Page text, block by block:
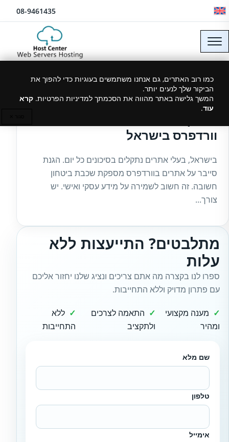
דלג לתוכן 08-9461435
כמו רוב האתרים, גם אנחנו משתמשים בעוגיות כדי להפוך את
הביקור שלך לנעים יותר.
המשך גלישה באתר מהווה את הסכמתך למדיניות הפרטיות. קרא
עוד.
23/06/2025
וורדפרס בישראל
בישראל, בעלי אתרים נתקלים בסיכונים כל יום. הגנת
סייבר על אתרים בוורדפרס מספקת שכבת ביטחון
חשובה. זה חשוב לשמירה על מידע עסקי ואישי. יש
צורך...
מתלבטים? התייעצות ללא
עלות
ספרו לנו בקצרה מה אתם צריכים ונציג שלנו יחזור אליכם
עם פתרון מדויק וללא התחייבות.
מענה מקצועי
ומהיר
התאמה לצרכים
ולתקציב
ללא
התחייבות
שם מלא
טלפון
אימייל